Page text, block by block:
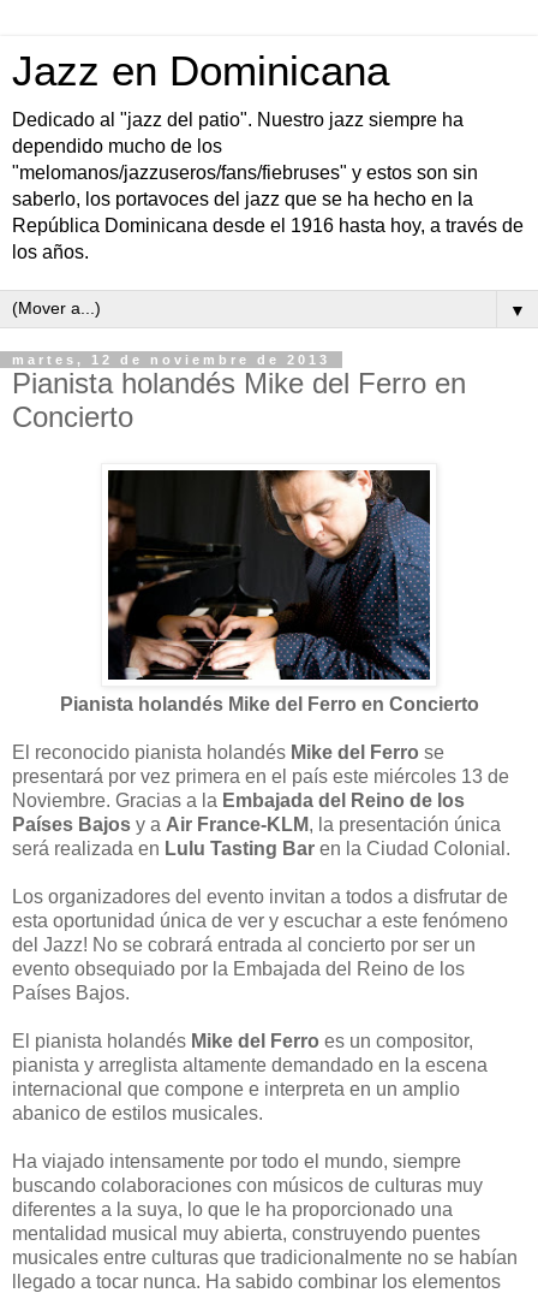
Jazz en Dominicana
Dedicado al "jazz del patio". Nuestro jazz siempre ha
dependido mucho de los
"melomanos/jazzuseros/fans/fiebruses" y estos son sin
saberlo, los portavoces del jazz que se ha hecho en la
República Dominicana desde el 1916 hasta hoy, a través de
los años.
▼
martes, 12 de noviembre de 2013
Pianista holandés Mike del Ferro en
Concierto
Pianista holandés Mike del Ferro en Concierto
El reconocido pianista holandés Mike del Ferro se
presentará por vez primera en el país este miércoles 13 de
Noviembre. Gracias a la Embajada del Reino de los
Países Bajos y a Air France-KLM, la presentación única
será realizada en Lulu Tasting Bar en la Ciudad Colonial.
Los organizadores del evento invitan a todos a disfrutar de
esta oportunidad única de ver y escuchar a este fenómeno
del Jazz! No se cobrará entrada al concierto por ser un
evento obsequiado por la Embajada del Reino de los
Países Bajos.
El pianista holandés Mike del Ferro es un compositor,
pianista y arreglista altamente demandado en la escena
internacional que compone e interpreta en un amplio
abanico de estilos musicales.
Ha viajado intensamente por todo el mundo, siempre
buscando colaboraciones con músicos de culturas muy
diferentes a la suya, lo que le ha proporcionado una
mentalidad musical muy abierta, construyendo puentes
musicales entre culturas que tradicionalmente no se habían
llegado a tocar nunca. Ha sabido combinar los elementos